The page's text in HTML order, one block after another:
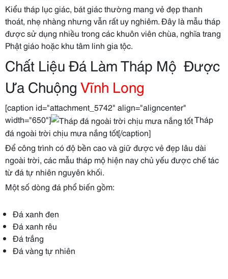
Kiểu tháp lục giác, bát giác thường mang vẻ đẹp thanh
thoát, nhẹ nhàng nhưng vẫn rất uy nghiêm. Đây là mẫu tháp
được sử dụng nhiều trong các khuôn viên chùa, nghĩa trang
Phật giáo hoặc khu tâm linh gia tộc.
Chất Liệu Đá Làm Tháp Mộ Được
Ưa Chuộng Vĩnh Long
[caption id="attachment_5742" align="aligncenter"
width="650"]
Tháp
đá ngoài trời chịu mưa nắng tốt[/caption]
Để công trình có độ bền cao và giữ được vẻ đẹp lâu dài
ngoài trời, các mẫu tháp mộ hiện nay chủ yếu được chế tác
từ đá tự nhiên nguyên khối.
Một số dòng đá phổ biến gồm:
Đá xanh đen
Đá xanh rêu
Đá trắng
Đá vàng tự nhiên